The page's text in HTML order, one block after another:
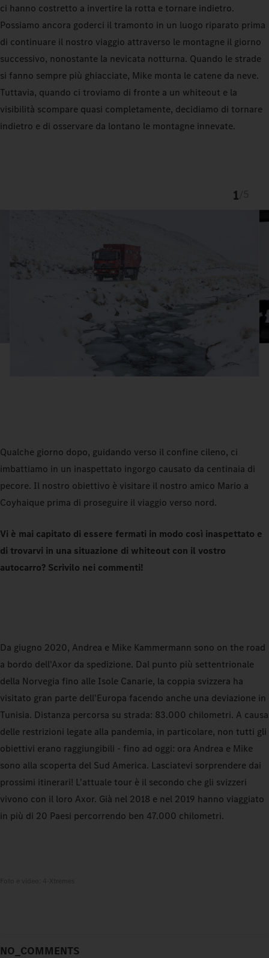
ci hanno costretto a invertire la rotta e tornare indietro.
Possiamo ancora goderci il tramonto in un luogo riparato prima
di continuare il nostro viaggio attraverso le montagne il giorno
successivo, nonostante la nevicata notturna. Quando le strade
si fanno sempre più ghiacciate, Mike monta le catene da neve.
Tuttavia, quando ci troviamo di fronte a un whiteout e la
visibilità scompare quasi completamente, decidiamo di tornare
indietro e di osservare da lontano le montagne innevate.
1
Qualche giorno dopo, guidando verso il confine cileno, ci
imbattiamo in un inaspettato ingorgo causato da centinaia di
pecore. Il nostro obiettivo è visitare il nostro amico Mario a
Coyhaique prima di proseguire il viaggio verso nord.
Vi è mai capitato di essere fermati in modo così inaspettato e
di trovarvi in una situazione di whiteout con il vostro
autocarro? Scrivilo nei commenti!
Da giugno 2020, Andrea e Mike Kammermann sono on the road
a bordo dell'Axor da spedizione. Dal punto più settentrionale
della Norvegia fino alle Isole Canarie, la coppia svizzera ha
visitato gran parte dell'Europa facendo anche una deviazione in
Tunisia. Distanza percorsa su strada: 83.000 chilometri. A causa
delle restrizioni legate alla pandemia, in particolare, non tutti gli
obiettivi erano raggiungibili - fino ad oggi: ora Andrea e Mike
sono alla scoperta del Sud America. Lasciatevi sorprendere dai
prossimi itinerari! L'attuale tour è il secondo che gli svizzeri
vivono con il loro Axor. Già nel 2018 e nel 2019 hanno viaggiato
in più di 20 Paesi percorrendo ben 47.000 chilometri.
NO_COMMENTS